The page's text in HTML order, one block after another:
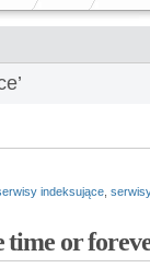
indeksujące
time or